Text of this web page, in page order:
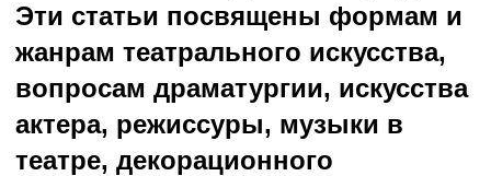
Эти статьи посвящены формам и
жанрам театрального искусства,
вопросам драматургии, искусства
актера, режиссуры, музыки в
театре, декорационного